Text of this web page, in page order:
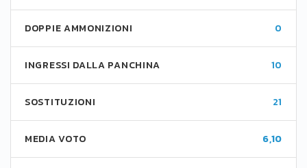
DOPPIE AMMONIZIONI 0
INGRESSI DALLA PANCHINA 10
SOSTITUZIONI 21
MEDIA VOTO 6,10